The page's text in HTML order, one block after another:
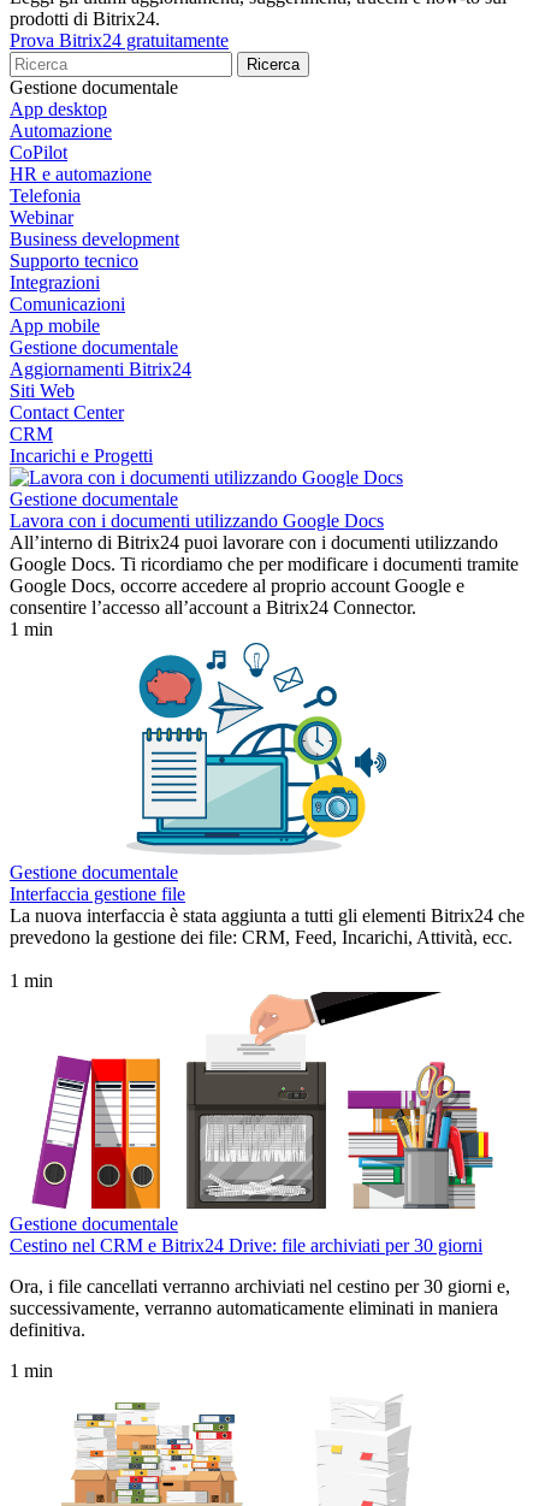
prodotti di Bitrix24.
Prova Bitrix24 gratuitamente
Gestione documentale
App desktop
Automazione
CoPilot
HR e automazione
Telefonia
Webinar
Business development
Supporto tecnico
Integrazioni
Comunicazioni
App mobile
Gestione documentale
Aggiornamenti Bitrix24
Siti Web
Contact Center
CRM
Incarichi e Progetti
Gestione documentale
Lavora con i documenti utilizzando Google Docs
All’interno di Bitrix24 puoi lavorare con i documenti utilizzando
Google Docs. Ti ricordiamo che per modificare i documenti tramite
Google Docs, occorre accedere al proprio account Google e
consentire l’accesso all’account a Bitrix24 Connector.
1 min
Gestione documentale
Interfaccia gestione file
La nuova interfaccia è stata aggiunta a tutti gli elementi Bitrix24 che
prevedono la gestione dei file: CRM, Feed, Incarichi, Attività, ecc.
1 min
Gestione documentale
Cestino nel CRM e Bitrix24 Drive: file archiviati per 30 giorni
Ora, i file cancellati verranno archiviati nel cestino per 30 giorni e,
successivamente, verranno automaticamente eliminati in maniera
definitiva.
1 min